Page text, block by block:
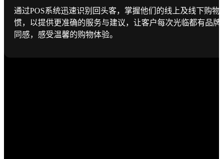
通过POS系统迅速识别回头客，掌握他们的线上及线下购物
惯，以提供更准确的服务与建议，让客户每次光临都有品牌
同感，感受温馨的购物体验。